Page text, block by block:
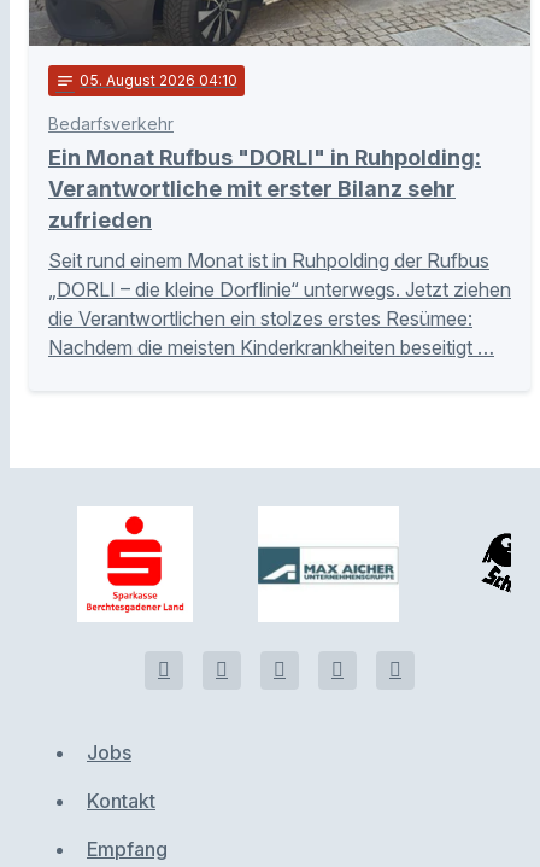
notes 05. August 2026 04:10
Bedarfsverkehr
Ein Monat Rufbus "DORLI" in Ruhpolding:
Verantwortliche mit erster Bilanz sehr
zufrieden
Seit rund einem Monat ist in Ruhpolding der Rufbus
„DORLI – die kleine Dorflinie“ unterwegs. Jetzt ziehen
die Verantwortlichen ein stolzes erstes Resümee:
Nachdem die meisten Kinderkrankheiten beseitigt …
Jobs
Kontakt
Empfang